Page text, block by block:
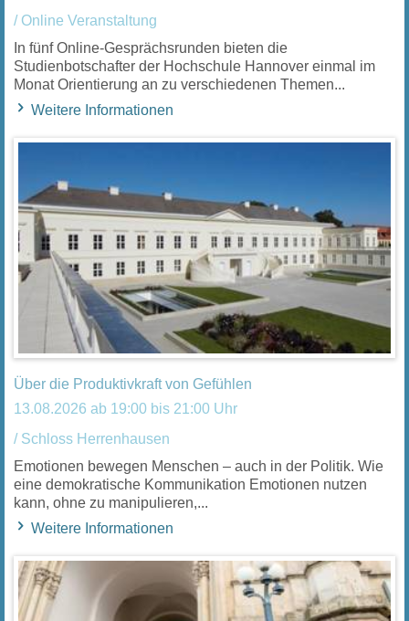
/ Online Veranstaltung
In fünf Online-Gesprächsrunden bieten die
Studienbotschafter der Hochschule Hannover einmal im
Monat Orientierung an zu verschiedenen Themen...
Weitere Informationen
Über die Produktivkraft von Gefühlen
13.08.2026 ab 19:00 bis 21:00 Uhr
/ Schloss Herrenhausen
Emotionen bewegen Menschen – auch in der Politik. Wie
eine demokratische Kommunikation Emotionen nutzen
kann, ohne zu manipulieren,...
Weitere Informationen